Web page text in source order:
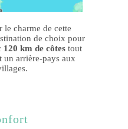
le charme de cette
de choix pour
120 km de côtes tout
un arrière-pays aux